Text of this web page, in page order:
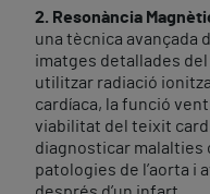
2. Resonància
una tècnica avançada
imatges detallades
utilitzar radiació
cardíaca, la funció
viabilitat del teixit
diagnosticar malalties
patologies de l’aorta i